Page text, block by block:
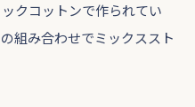
クコットンで作られてい
組み合わせでミックススト